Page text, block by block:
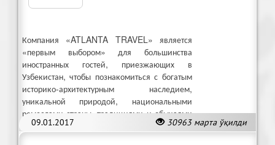
09.01.2017 30963 марта ўқилди
Компания «ATLANTA TRAVEL» является
«первым выбором» для большинства
иностранных гостей, приезжающих в
Узбекистан, чтобы познакомиться с богатым
историко-архитектурным наследием,
уникальной природой, национальными
ремеслами страны, традициями и обычаями
гостеприимного узбекского народа.